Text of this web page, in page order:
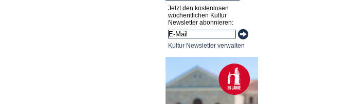
Jetzt den kostenlosen
wöchentlichen Kultur
Newsletter abonnieren:
Kultur Newsletter verwalten